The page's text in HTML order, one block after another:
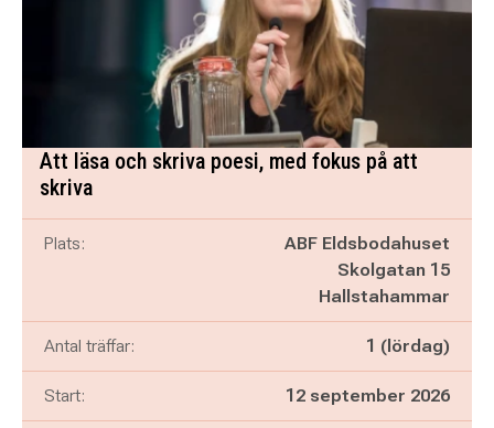
Att läsa och skriva poesi, med fokus på att
skriva
Plats:
ABF Eldsbodahuset
Skolgatan 15
Hallstahammar
Antal träffar: 1 (lördag)
Start: 12 september 2026